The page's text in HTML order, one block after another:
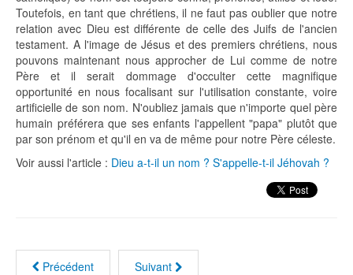
Toutefois, en tant que chrétiens, il ne faut pas oublier que notre
relation avec Dieu est différente de celle des Juifs de l'ancien
testament. A l'image de Jésus et des premiers chrétiens, nous
pouvons maintenant nous approcher de Lui comme de notre
Père et il serait dommage d'occulter cette magnifique
opportunité en nous focalisant sur l'utilisation constante, voire
artificielle de son nom. N'oubliez jamais que n'importe quel père
humain préférera que ses enfants l'appellent "papa" plutôt que
par son prénom et qu'il en va de même pour notre Père céleste.
Voir aussi l'article : Dieu a-t-il un nom ? S'appelle-t-il Jéhovah ?
Précédent Suivant